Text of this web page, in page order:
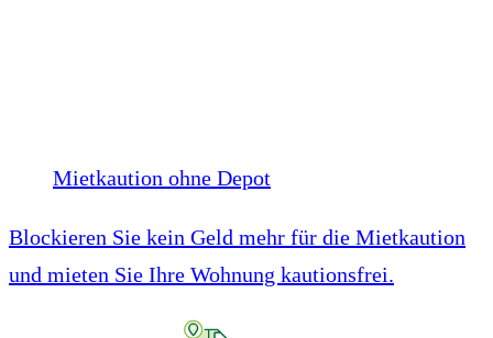
Mietkaution ohne Depot
Blockieren Sie kein Geld mehr für die Mietkaution
und mieten Sie Ihre Wohnung kautionsfrei.